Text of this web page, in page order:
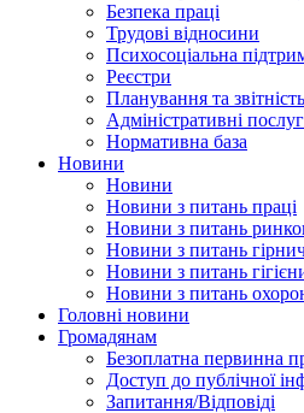
Безпека праці
Трудові відносини
Психосоціальна
Реєстри
Планування та звітність
Адміністративні
Нормативна база
Новини
Новини
Новини з питань праці
Новини з питань
Новини з питань
Новини з питань
Новини з питань
Головні новини
Громадянам
Безоплатна первинна
Доступ до публічної
Запитання/Відповіді